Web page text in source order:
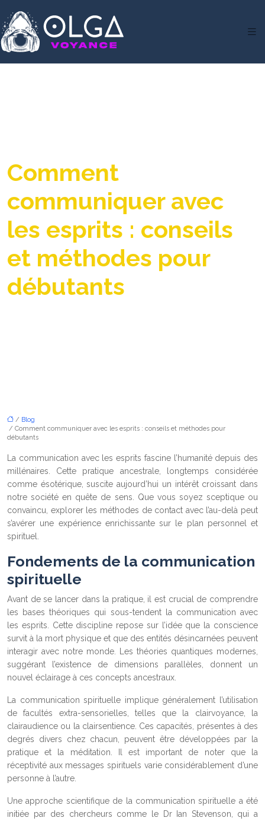
Comment
communiquer avec
les esprits : conseils
et méthodes pour
débutants
/ Blog
/ Comment communiquer avec les esprits : conseils et méthodes pour
débutants
La communication avec les esprits fascine l’humanité depuis des
millénaires. Cette pratique ancestrale, longtemps considérée
comme ésotérique, suscite aujourd’hui un intérêt croissant dans
notre société en quête de sens. Que vous soyez sceptique ou
convaincu, explorer les méthodes de contact avec l’au-delà peut
s’avérer une expérience enrichissante sur le plan personnel et
spirituel.
Fondements de la communication
spirituelle
Avant de se lancer dans la pratique, il est crucial de comprendre
les bases théoriques qui sous-tendent la communication avec
les esprits. Cette discipline repose sur l’idée que la conscience
survit à la mort physique et que des entités désincarnées peuvent
interagir avec notre monde. Les théories quantiques modernes,
suggérant l’existence de dimensions parallèles, donnent un
nouvel éclairage à ces concepts ancestraux.
La communication spirituelle implique généralement l’utilisation
de facultés extra-sensorielles, telles que la clairvoyance, la
clairaudience ou la clairsentience. Ces capacités, présentes à des
degrés divers chez chacun, peuvent être développées par la
pratique et la méditation. Il est important de noter que la
réceptivité aux messages spirituels varie considérablement d’une
personne à l’autre.
Une approche scientifique de la communication spirituelle a été
initiée par des chercheurs comme le Dr Ian Stevenson, qui a